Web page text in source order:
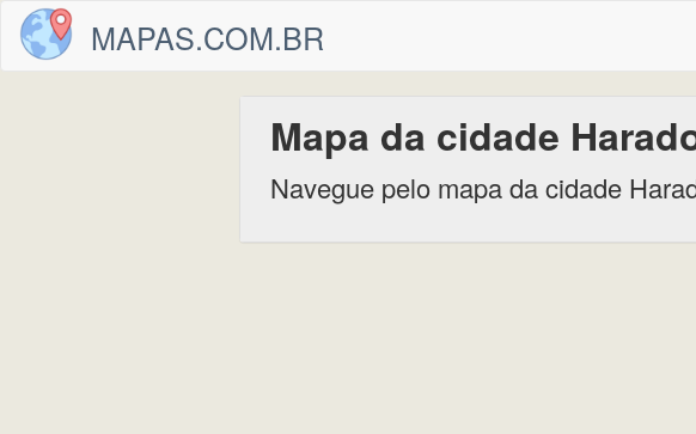
MAPAS.COM.BR
Mapa da cidade
Navegue pelo mapa da cidade